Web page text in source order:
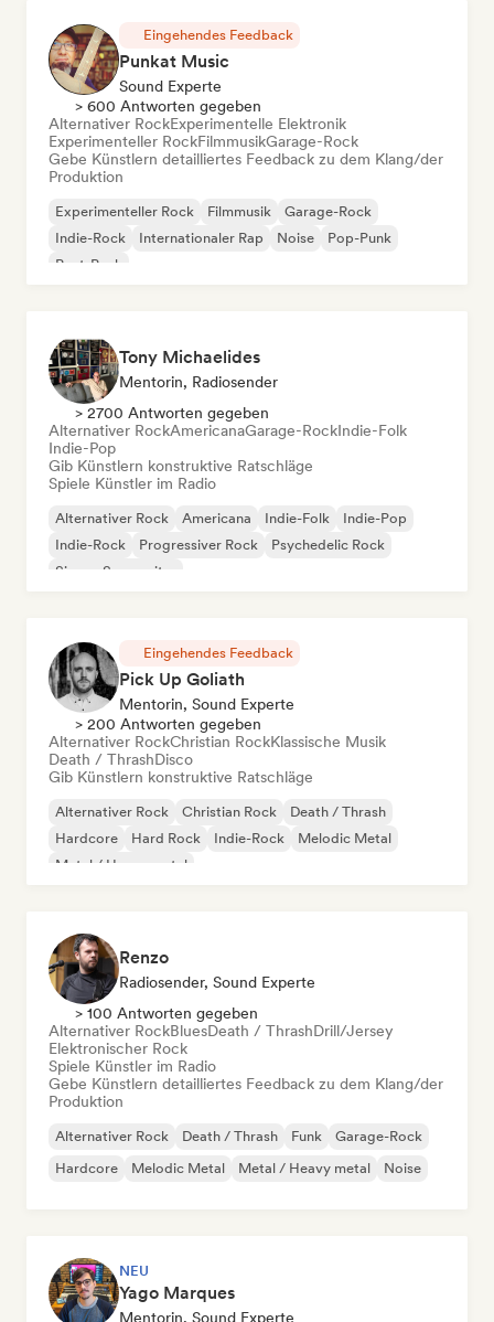
Eingehendes Feedback
Punkat Music
Sound Experte
> 600 Antworten gegeben
Alternativer RockExperimentelle Elektronik
Experimenteller RockFilmmusikGarage-Rock
Gebe Künstlern detailliertes Feedback zu dem Klang/der
Produktion
Experimenteller Rock Filmmusik
Garage-Rock
Indie-Rock
Internationaler Rap Noise
Pop-Punk
Post-Punk
Tony Michaelides
Mentorin, Radiosender
> 2700 Antworten gegeben
Alternativer RockAmericanaGarage-RockIndie-Folk
Indie-Pop
Gib Künstlern konstruktive Ratschläge
Spiele Künstler im Radio
Alternativer Rock Americana Indie-Folk
Indie-Pop
Indie-Rock
Progressiver Rock
Psychedelic Rock
Singer-Songwriter
Eingehendes Feedback
Pick Up Goliath
Mentorin, Sound Experte
> 200 Antworten gegeben
Alternativer RockChristian RockKlassische Musik
Death / ThrashDisco
Gib Künstlern konstruktive Ratschläge
Alternativer Rock Christian Rock
Death / Thrash
Hardcore
Hard Rock Indie-Rock
Melodic Metal
Metal / Heavy metal
Renzo
Radiosender, Sound Experte
> 100 Antworten gegeben
Alternativer RockBluesDeath / ThrashDrill/Jersey
Elektronischer Rock
Spiele Künstler im Radio
Gebe Künstlern detailliertes Feedback zu dem Klang/der
Produktion
Alternativer Rock Death / Thrash Funk
Garage-Rock
Hardcore
Melodic Metal Metal / Heavy metal Noise
NEU
Yago Marques
Mentorin, Sound Experte